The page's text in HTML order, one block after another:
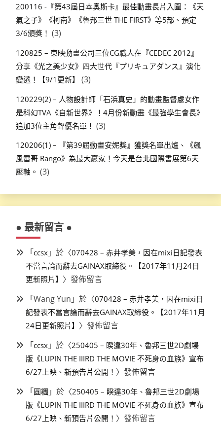
200116 -『第43屆日本奧斯卡』最佳動畫長片入圍：《天
氣之子》《柯南》《魯邦三世 THE FIRST》等5部、預定
3/6頒獎！ (3)
120825 – 東映動畫公司三位CG職人在『CEDEC 2012』
分享《光之美少女》四大世代『プリキュアダンス』演化
變遷！【9/1更新】
(3)
120229(2) – 人物設計師「石浜真史」的動畫監督處女作
是科幻TVA《自新世界》！4月份新動畫《最強學生會長》
追加3位主角聲優名單！ (3)
120206(1) – 『第39屆動畫安妮獎』獲獎名單出爐、《飆
風雷哥 Rango》為最大贏家！今天是台北國際書展第6天
壓軸。 (3)
● 最新留言 ●
「ccsx 」於〈070428 – 赤井孝美，因在mixi日記發表
不當言論而辭去GAINAX取締役。【2017年11月24日
更新照片】 〉發佈留言
「Wang Yun 」於〈070428 – 赤井孝美，因在mixi日
記發表不當言論而辭去GAINAX取締役。【2017年11月
24日更新照片】 〉發佈留言
「ccsx 」於〈250405 – 睽違30年、魯邦三世2D劇場
版《LUPIN THE IIIRD THE MOVIE 不死身の血族》宣布
6/27上映、新預告片公開！ 〉發佈留言
「圓糰 」於〈250405 – 睽違30年、魯邦三世2D劇場
版《LUPIN THE IIIRD THE MOVIE 不死身の血族》宣布
6/27上映、新預告片公開！ 〉發佈留言